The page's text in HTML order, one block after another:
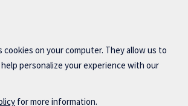
on your computer. They allow us to
personalize your experience with our
for more information.